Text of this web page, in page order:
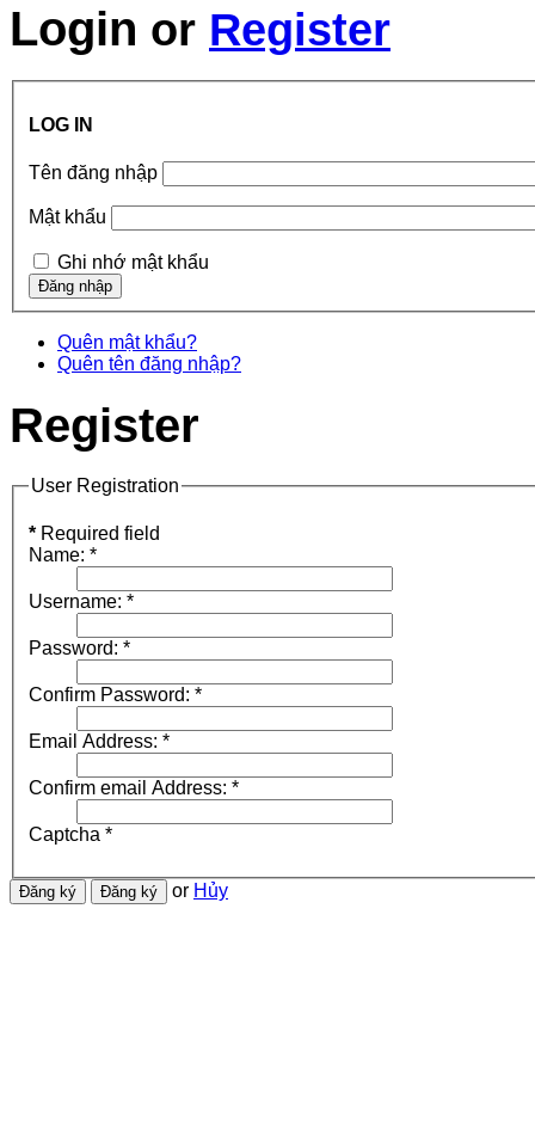
Login or Register
LOG IN
Tên đăng nhập
Mật khẩu
Ghi nhớ mật khẩu
Quên mật khẩu?
Quên tên đăng nhập?
Register
User Registration
* Required field
Name: *
Username: *
Password: *
Confirm Password: *
Email Address: *
Confirm email Address: *
Captcha *
or Hủy